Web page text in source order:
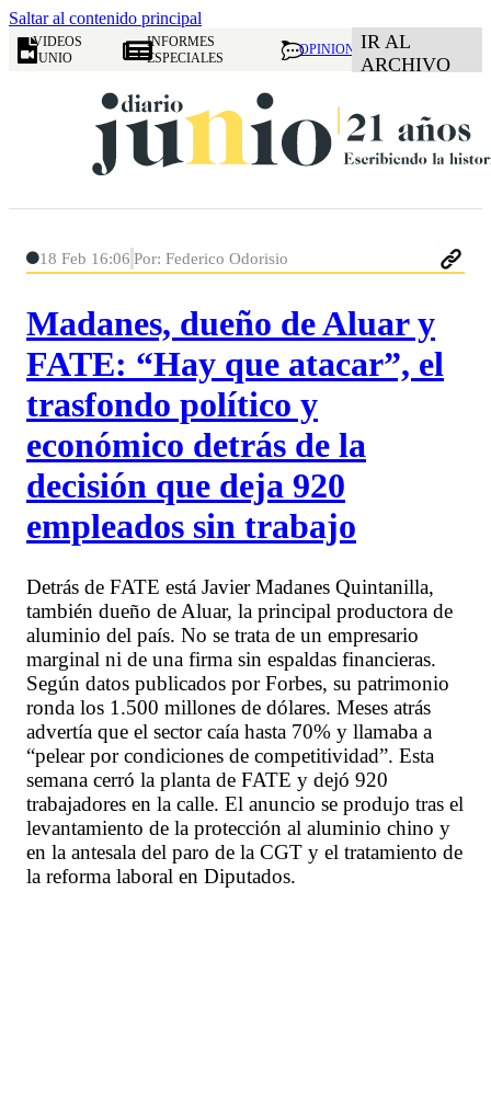
Saltar al contenido principal
VIDEOS
JUNIO
INFORMES
ESPECIALES
OPINION IR AL
ARCHIVO
18 Feb 16:06 Por: Federico Odorisio
Madanes, dueño de Aluar y
FATE: “Hay que atacar”, el
trasfondo político y
económico detrás de la
decisión que deja 920
empleados sin trabajo
Detrás de FATE está Javier Madanes Quintanilla,
también dueño de Aluar, la principal productora de
aluminio del país. No se trata de un empresario
marginal ni de una firma sin espaldas financieras.
Según datos publicados por Forbes, su patrimonio
ronda los 1.500 millones de dólares. Meses atrás
advertía que el sector caía hasta 70% y llamaba a
“pelear por condiciones de competitividad”. Esta
semana cerró la planta de FATE y dejó 920
trabajadores en la calle. El anuncio se produjo tras el
levantamiento de la protección al aluminio chino y
en la antesala del paro de la CGT y el tratamiento de
la reforma laboral en Diputados.